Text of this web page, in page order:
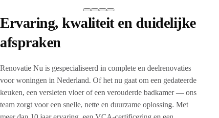
Ervaring, kwaliteit en duidelijke
afspraken
Renovatie Nu is gespecialiseerd in complete en deelrenovaties
voor woningen in Nederland. Of het nu gaat om een gedateerde
keuken, een versleten vloer of een verouderde badkamer — ons
team zorgt voor een snelle, nette en duurzame oplossing. Met